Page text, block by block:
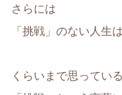
さらには
「挑戦」のない人生
くらいまで思ってい